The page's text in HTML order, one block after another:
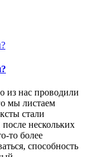
из нас проводили
мы листаем
стали
нескольких
то более
способность